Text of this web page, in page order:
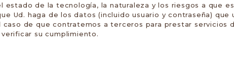
de la tecnología, la naturaleza y los riesgos a que
Ud. haga de los datos (incluido usuario y contraseña) que
de que contratemos a terceros para prestar servicios
su cumplimiento.